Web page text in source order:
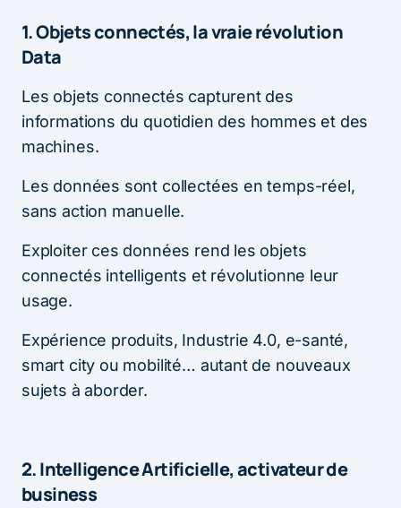
1. Objets connectés, la vraie révolution
Data
Les objets connectés capturent des
informations du quotidien des hommes et des
machines.
Les données sont collectées en temps-réel,
sans action manuelle.
Exploiter ces données rend les objets
connectés intelligents et révolutionne leur
usage.
Expérience produits, Industrie 4.0, e-santé,
smart city ou mobilité… autant de nouveaux
sujets à aborder.
2. Intelligence Artificielle, activateur de
business